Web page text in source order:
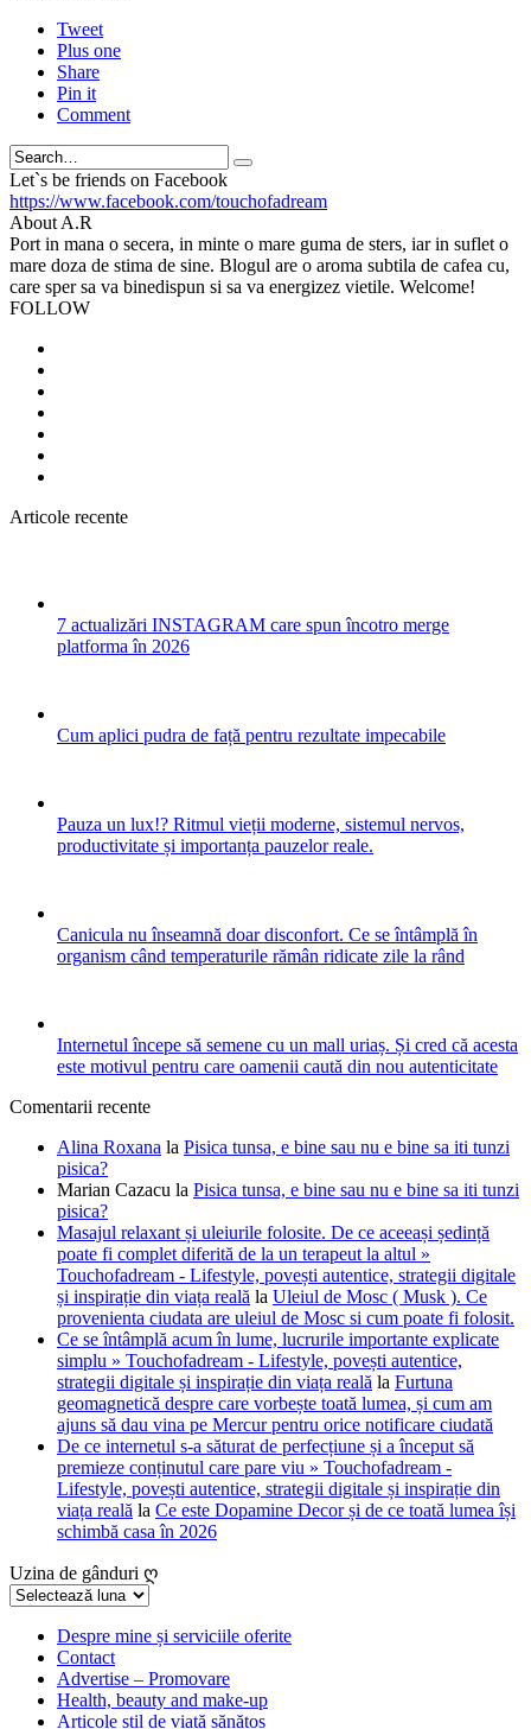
Tweet
Plus one
Share
Pin it
Comment
Search
Let`s be friends on Facebook
https://www.facebook.com/touchofadream
About A.R
Port in mana o secera, in minte o mare guma de sters, iar in suflet o
mare doza de stima de sine. Blogul are o aroma subtila de cafea cu,
care sper sa va binedispun si sa va energizez vietile. Welcome!
FOLLOW
Articole recente
7 actualizări INSTAGRAM care spun încotro merge
platforma în 2026
Cum aplici pudra de față pentru rezultate impecabile
Pauza un lux!? Ritmul vieții moderne, sistemul nervos,
productivitate și importanța pauzelor reale.
Canicula nu înseamnă doar disconfort. Ce se întâmplă în
organism când temperaturile rămân ridicate zile la rând
Internetul începe să semene cu un mall uriaș. Și cred că acesta
este motivul pentru care oamenii caută din nou autenticitate
Comentarii recente
Alina Roxana la Pisica tunsa, e bine sau nu e bine sa iti tunzi
pisica?
Marian Cazacu la Pisica tunsa, e bine sau nu e bine sa iti tunzi
pisica?
Masajul relaxant și uleiurile folosite. De ce aceeași ședință
poate fi complet diferită de la un terapeut la altul »
Touchofadream - Lifestyle, povești autentice, strategii digitale
și inspirație din viața reală la Uleiul de Mosc ( Musk ). Ce
provenienta ciudata are uleiul de Mosc si cum poate fi folosit.
Ce se întâmplă acum în lume, lucrurile importante explicate
simplu » Touchofadream - Lifestyle, povești autentice,
strategii digitale și inspirație din viața reală la Furtuna
geomagnetică despre care vorbește toată lumea, și cum am
ajuns să dau vina pe Mercur pentru orice notificare ciudată
De ce internetul s-a săturat de perfecțiune și a început să
premieze conținutul care pare viu » Touchofadream -
Lifestyle, povești autentice, strategii digitale și inspirație din
viața reală la Ce este Dopamine Decor și de ce toată lumea își
schimbă casa în 2026
Uzina de gânduri ღ
Uzina
gânduriDespre mine și serviciile oferite
Contact
Advertise – Promovare
Health, beauty and make-up
Articole stil de viață sănătos